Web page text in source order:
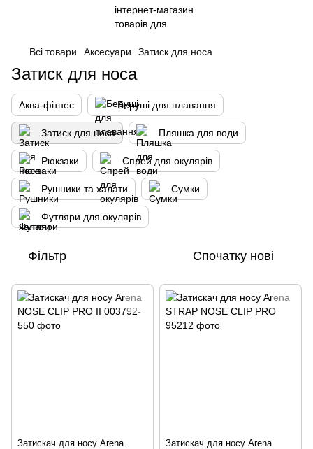
Всі товари Аксесуари Затиск для носа
Затиск для носа
Аква-фітнес Беруші для плавання
Затиск для носа Пляшка для води
Рюкзаки Спрей для окулярів
Рушники та халати Сумки
Футляри для окулярів
Фільтр Спочатку нові
Затискач для носу Arena
Затискач для носу Arena